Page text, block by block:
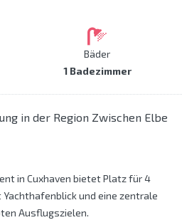
Bäder
1 Badezimmer
in der Region Zwischen Elbe
in Cuxhaven bietet Platz für 4
Yachthafenblick und eine zentrale
Ausflugszielen.